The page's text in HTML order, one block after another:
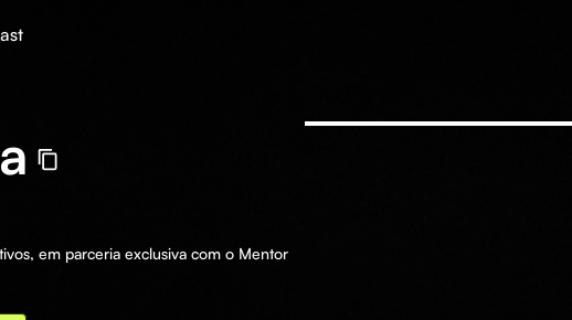
em parceria exclusiva com o Mentor